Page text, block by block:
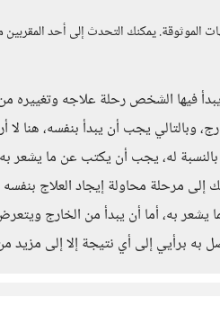
يمكنك التحدث إلى أحد المقربين
فيها الشخص رحلة علاجه وتغييره
وبالتالي يجب أن يبدأ بنفسه، هنا
بالنسبة له، يجب أن يكتب عن ما
مرحلة محاولة إيجاد العلاج بنفسه
به، أما أن يبدأ من الخارج
به برأيي إلى أي نتيجة إلا إلى مزيد